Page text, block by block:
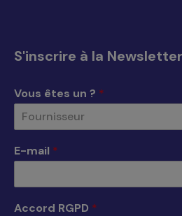
dans
nouvelle
fenêtre
dans
nouvelle
fenêtre
dans
nouvelle
fenêtre
dans
nouvelle
S'inscrire à la Newsletter
Vous êtes un ? *
Fournisseur
E-mail *
Accord RGPD *